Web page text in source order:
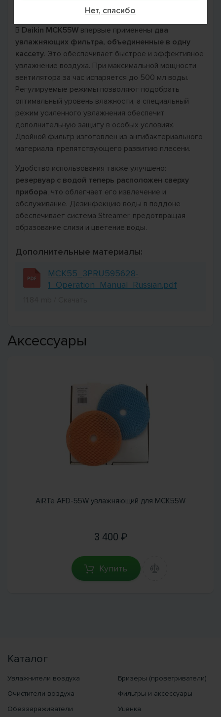
Нет, спасибо
Эффективное увлажнение
В Daikin MCK55W впервые применены два
увлажняющих фильтра, объединенные в одну
кассету. Это обеспечивает быстрое и эффективное
увлажнение воздуха. При максимальной мощности
вентилятора за час испаряется до 500 мл воды.
Регулируемые режимы позволяют подобрать
оптимальный уровень влажности, а специальный
режим усиленного увлажнения обеспечит
дополнительную защиту в особых условиях.
Двойной фильтр изготовлен из антибактериального
материала, препятствующего развитию плесени.
Удобство использования также улучшено:
резервуар с водой теперь расположен сверху
прибора, что облегчает его извлечение и
обслуживание. Дезинфекцию воды в поддоне
обеспечивает система Streamer, предотвращая
образование слизи и цветение воды.
Дополнительные материалы:
MCK55_3PRU595628-
1_Operation_Manual_Russian.pdf
Аксессуары
AiRTe AFD-55W увлажняющий для MCK55W
3 400
Купить
Каталог
Увлажнители воздуха
Очистители воздуха
Обеззараживатели
Бризеры (проветриватели)
Фильтры и аксессуары
Уценка